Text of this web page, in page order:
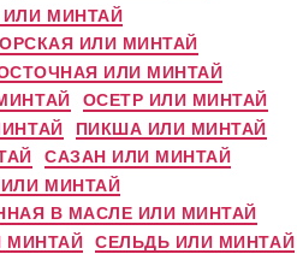
МИНТАЙ
ИЛИ МИНТАЙ
ИЛИ МИНТАЙ
ОСЕТР ИЛИ МИНТАЙ
ПИКША ИЛИ МИНТАЙ
САЗАН ИЛИ МИНТАЙ
МИНТАЙ
В МАСЛЕ ИЛИ МИНТАЙ
МИНТАЙ СЕЛЬДЬ ИЛИ МИНТАЙ